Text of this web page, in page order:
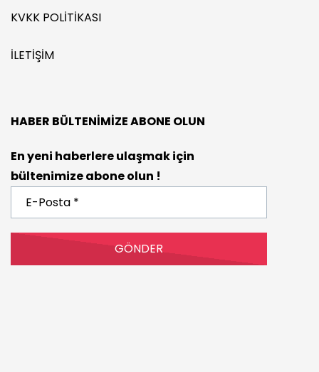
KVKK POLITIKASI
İLETIŞIM
HABER BÜLTENIMIZE ABONE OLUN
En yeni haberlere ulaşmak için
bültenimize abone olun !
Posta
*